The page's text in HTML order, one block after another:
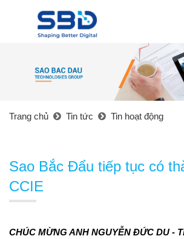
Trang chủ Tin tức Tin hoạt động
Sao Bắc Đẩu tiếp tục có
CCIE
CHÚC MỪNG ANH NGUYỄN ĐỨC DU -